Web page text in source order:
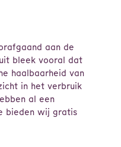
aan de
bleek vooral dat
haalbaarheid van
in het verbruik
al een
bieden wij gratis